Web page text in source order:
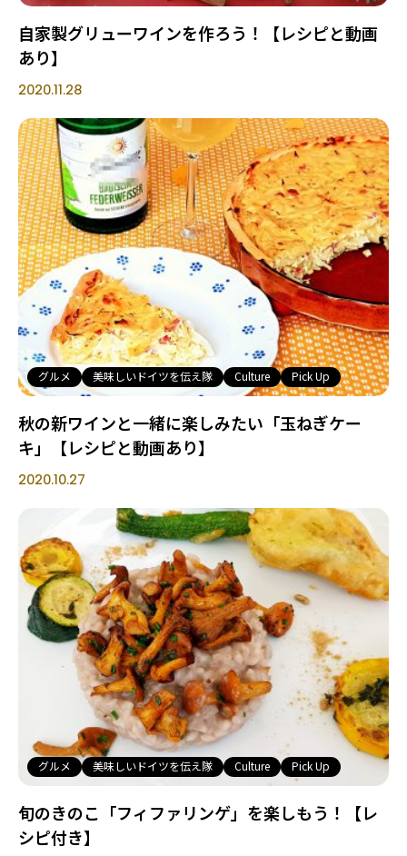
自家製グリューワインを作ろう！【レシピと動画
あり】
2020.11.28
グルメ 美味しいドイツを伝え隊 Culture Pick Up
秋の新ワインと一緒に楽しみたい「玉ねぎケー
キ」【レシピと動画あり】
2020.10.27
グルメ 美味しいドイツを伝え隊 Culture Pick Up
旬のきのこ「フィファリンゲ」を楽しもう！【レ
シピ付き】